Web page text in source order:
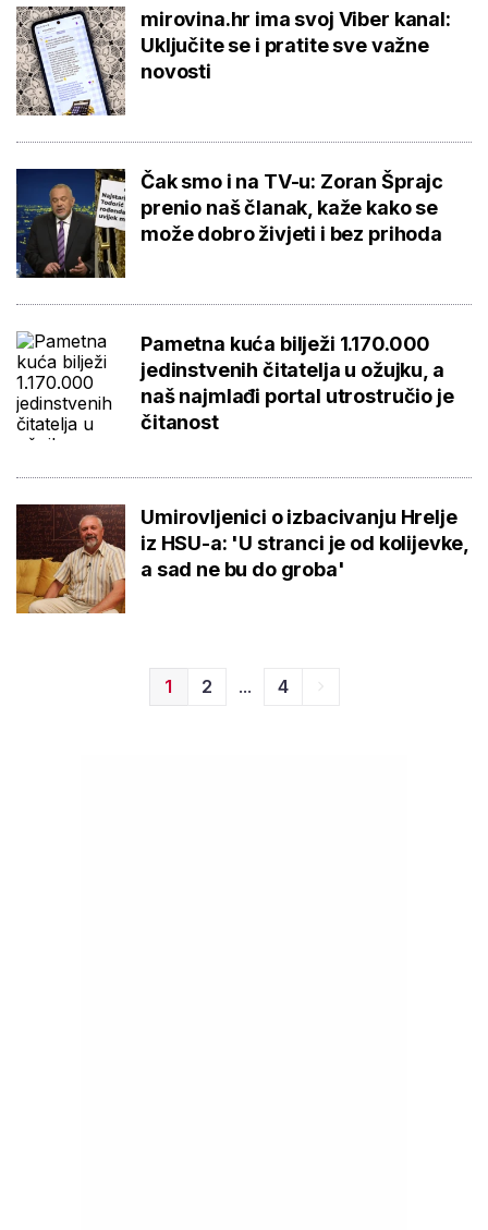
mirovina.hr ima svoj Viber kanal:
Uključite se i pratite sve važne
novosti
Čak smo i na TV-u: Zoran Šprajc
prenio naš članak, kaže kako se
može dobro živjeti i bez prihoda
Pametna kuća bilježi 1.170.000
jedinstvenih čitatelja u ožujku, a
naš najmlađi portal utrostručio je
čitanost
Umirovljenici o izbacivanju Hrelje
iz HSU-a: 'U stranci je od kolijevke,
a sad ne bu do groba'
1 2 ... 4